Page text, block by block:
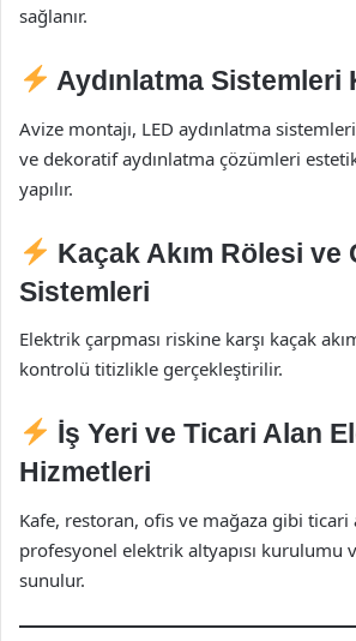
sağlanır.
Aydınlatma Sistemleri
Avize montajı, LED aydınlatma
ve dekoratif aydınlatma çözümleri
yapılır.
Kaçak Akım Rölesi ve
Sistemleri
Elektrik çarpması riskine karşı kaçak
kontrolü titizlikle gerçekleştirilir.
İş Yeri ve Ticari Alan
Hizmetleri
Kafe, restoran, ofis ve mağaza gibi ticari
profesyonel elektrik altyapısı kurulumu
sunulur.